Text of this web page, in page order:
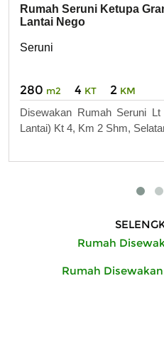
Rumah Seruni Ketupa
Lantai Nego
Seruni
280 m2 4 KT 2 KM
Disewakan Rumah Seruni
Lantai) Kt 4, Km 2 Shm,
Rumah
Rumah